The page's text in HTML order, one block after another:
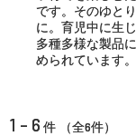
です。そのゆと
に。育児中に生
多種多様な製品
められています。
1 - 6 件 （全6件）